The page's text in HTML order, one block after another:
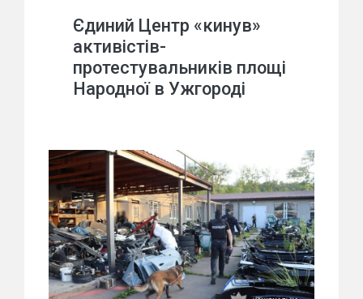
Єдиний Центр «кинув»
активістів-
протестувальників площі
Народної в Ужгороді